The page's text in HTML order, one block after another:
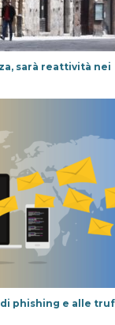
sarà reattività nei
phishing e alle